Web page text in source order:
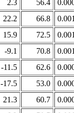
2.3 56.4
22.2 66.8
15.9 72.5
-9.1 70.8
-11.5 62.6
-17.5 53.0
21.3 60.7